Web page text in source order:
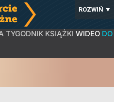
ROZWIŃ ▼
TYGODNIK KSIĄŻKI WIDEO DO